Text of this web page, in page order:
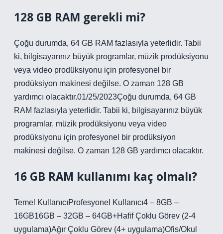
128 GB RAM gerekli mi?
Çoğu durumda, 64 GB RAM fazlasıyla yeterlidir. Tabii
ki, bilgisayarınız büyük programlar, müzik prodüksiyonu
veya video prodüksiyonu için profesyonel bir
prodüksiyon makinesi değilse. O zaman 128 GB
yardımcı olacaktır.01/25/2023Çoğu durumda, 64 GB
RAM fazlasıyla yeterlidir. Tabii ki, bilgisayarınız büyük
programlar, müzik prodüksiyonu veya video
prodüksiyonu için profesyonel bir prodüksiyon
makinesi değilse. O zaman 128 GB yardımcı olacaktır.
16 GB RAM kullanımı kaç olmalı?
Temel KullanıcıProfesyonel Kullanıcı4 – 8GB –
16GB16GB – 32GB – 64GB+Hafif Çoklu Görev (2-4
uygulama)Ağır Çoklu Görev (4+ uygulama)Ofis/Okul